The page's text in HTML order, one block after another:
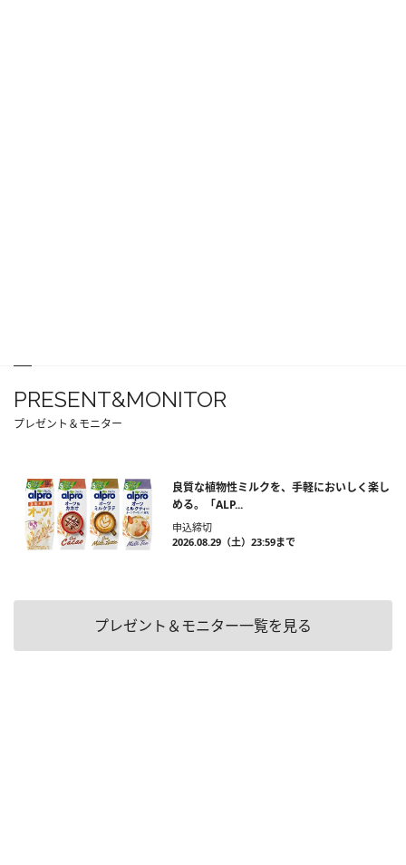
PRESENT&MONITOR
プレゼント＆モニター
良質な植物性ミルクを、手軽においしく楽し
める。「ALP...
申込締切
2026.08.29（土）23:59まで
プレゼント＆モニター一覧を見る